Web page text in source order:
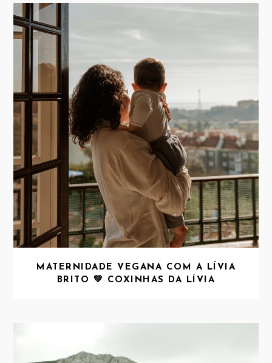
MATERNIDADE VEGANA COM A LÍVIA
BRITO 💚 COXINHAS DA LÍVIA